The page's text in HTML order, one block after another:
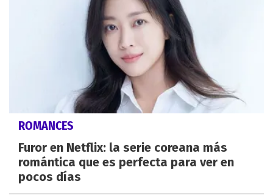
ROMANCES
Furor en Netflix: la serie coreana más
romántica que es perfecta para ver en
pocos días